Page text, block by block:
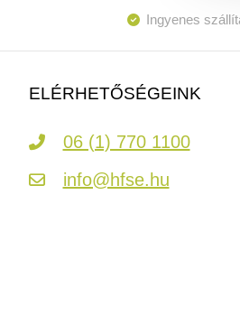
Ingyenes
ELÉRHETŐSÉGEINK
06 (1) 770 1100
info@hfse.hu